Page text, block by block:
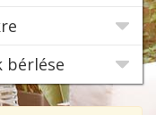
bérlése